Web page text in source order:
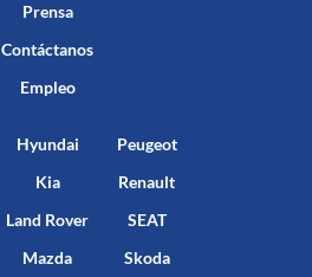
Prensa
Contáctanos
Empleo
Hyundai
Kia
Land Rover
Mazda
Peugeot
Renault
SEAT
Skoda